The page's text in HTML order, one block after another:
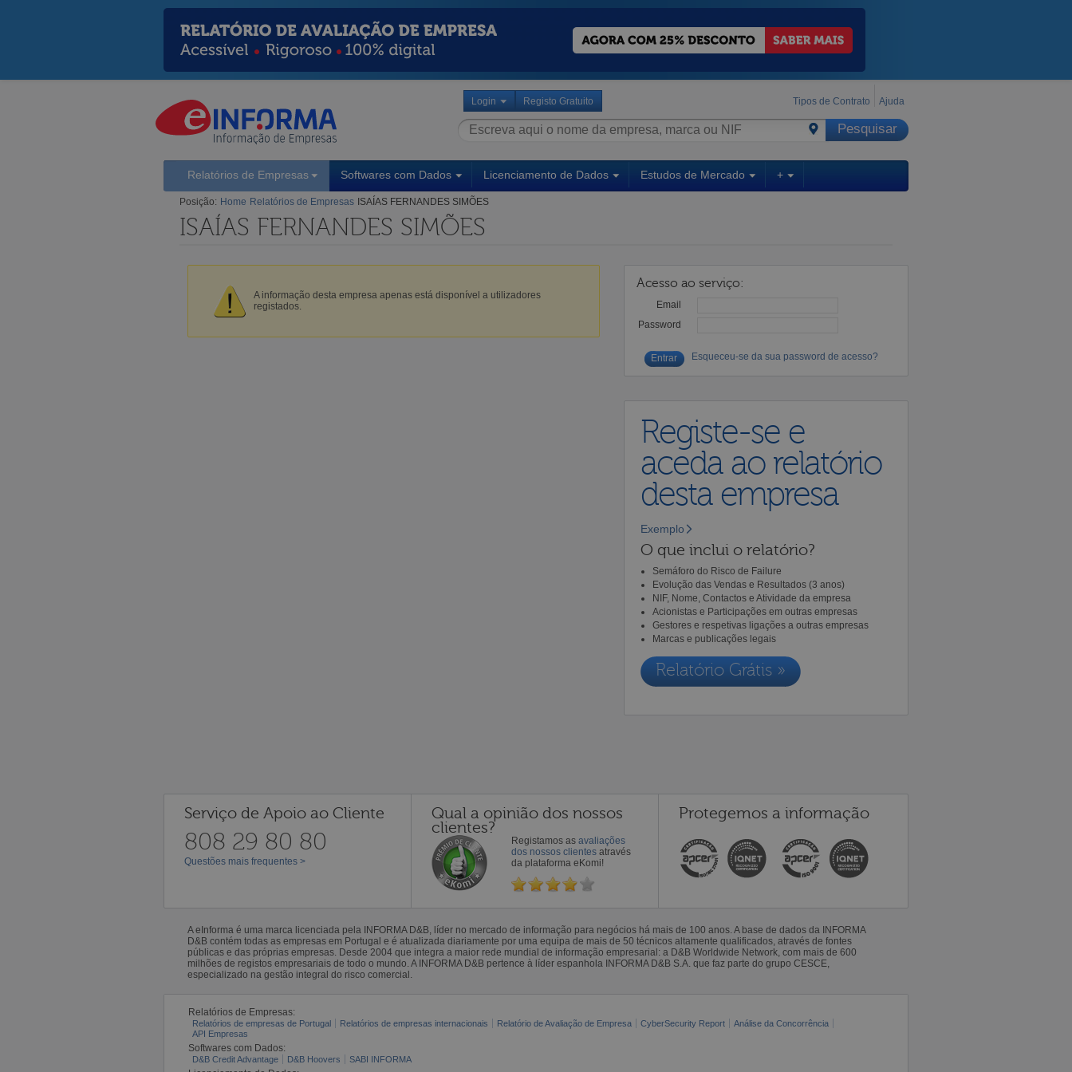
Login Registo Gratuito Tipos de Contrato Ajuda
Relatórios de Empresas Softwares com Dados Licenciamento de Dados Estudos de Mercado +
Posição: Home Relatórios de Empresas ISAÍAS FERNANDES SIMÕES
ISAÍAS FERNANDES SIMÕES
A informação desta empresa apenas está disponível a utilizadores
registados.
Acesso ao serviço:
Email
Password
Esqueceu-se da sua password de acesso?
Registe-se e
aceda ao relatório
desta empresa
Exemplo
O que inclui o relatório?
Semáforo do Risco de Failure
Evolução das Vendas e Resultados (3 anos)
NIF, Nome, Contactos e Atividade da empresa
Acionistas e Participações em outras empresas
Gestores e respetivas ligações a outras empresas
Marcas e publicações legais
Relatório Grátis »
Serviço de Apoio ao Cliente
808 29 80 80
Questões mais frequentes >
Qual a opinião dos nossos
clientes?
Registamos as avaliações
dos nossos clientes através
da plataforma eKomi!
Protegemos a informação
A eInforma é uma marca licenciada pela INFORMA D&B, líder no mercado de informação para negócios há mais de 100 anos. A base de dados da INFORMA
D&B contém todas as empresas em Portugal e é atualizada diariamente por uma equipa de mais de 50 técnicos altamente qualificados, através de fontes
públicas e das próprias empresas. Desde 2004 que integra a maior rede mundial de informação empresarial: a D&B Worldwide Network, com mais de 600
milhões de registos empresariais de todo o mundo. A INFORMA D&B pertence à líder espanhola INFORMA D&B S.A. que faz parte do grupo CESCE,
especializado na gestão integral do risco comercial.
Relatórios de Empresas:
Relatórios de empresas de Portugal Relatórios de empresas internacionais Relatório de Avaliação de Empresa CyberSecurity Report
Análise da Concorrência
API Empresas
Softwares com Dados:
D&B Credit Advantage D&B Hoovers SABI INFORMA